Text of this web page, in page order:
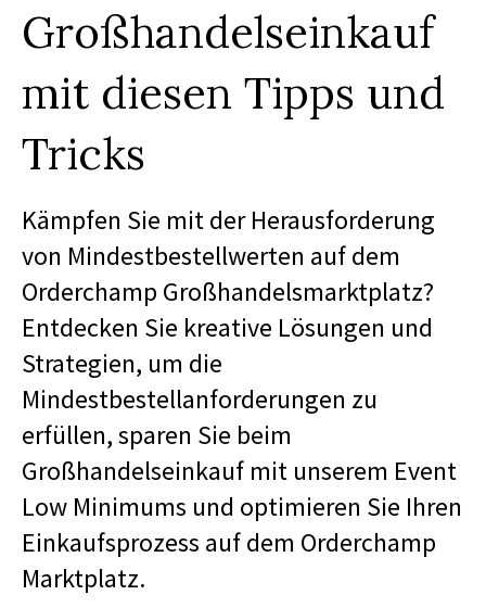
Großhandelseinkauf
mit diesen Tipps und
Tricks
Kämpfen Sie mit der Herausforderung
von Mindestbestellwerten auf dem
Orderchamp Großhandelsmarktplatz?
Entdecken Sie kreative Lösungen und
Strategien, um die
Mindestbestellanforderungen zu
erfüllen, sparen Sie beim
Großhandelseinkauf mit unserem Event
Low Minimums und optimieren Sie Ihren
Einkaufsprozess auf dem Orderchamp
Marktplatz.